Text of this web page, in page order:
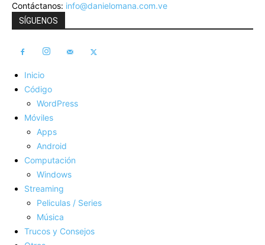
Contáctanos: info@danielomana.com.ve
SÍGUENOS
Inicio
Código
WordPress
Móviles
Apps
Android
Computación
Windows
Streaming
Peliculas / Series
Música
Trucos y Consejos